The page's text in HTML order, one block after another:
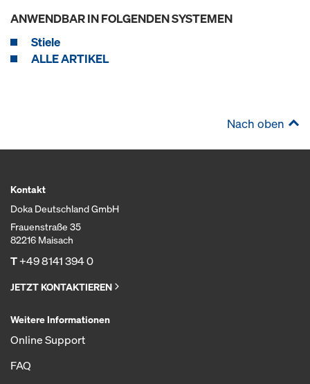
ANWENDBAR IN FOLGENDEN SYSTEMEN
Stiele
ALLE ARTIKEL
Nach oben
Kontakt
Doka Deutschland GmbH
Frauenstraße 35
82216 Maisach
T+49 8141 394 0
JETZT KONTAKTIEREN
Weitere Informationen
Online Support
FAQ